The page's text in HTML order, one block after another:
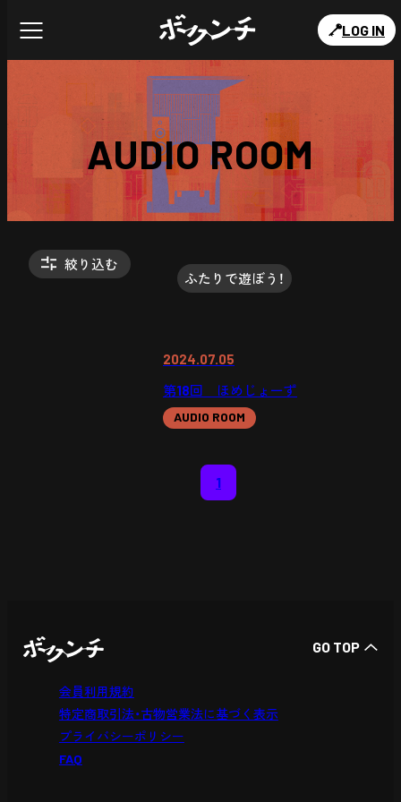
LOG IN
AUDIO ROOM
絞り込む
ふたりで遊ぼう！
2024.07.05
第18回 ほめじょーず
AUDIO ROOM
1
会員利用規約
特定商取引法・古物営業法に基づく表示
プライバシーポリシー
FAQ
GO TOP